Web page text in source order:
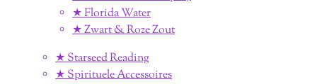
★ Florida Water
★ Zwart & Roze Zout
★ Starseed Reading
★ Spirituele Accessoires